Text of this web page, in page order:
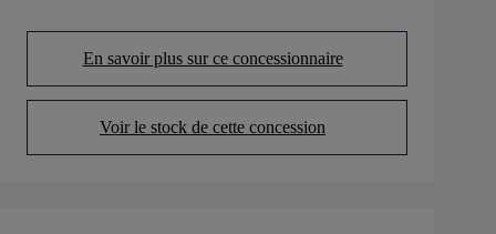
En savoir plus sur ce concessionnaire
(Opens in new tab)
Voir le stock de cette concession
(Opens in new tab)